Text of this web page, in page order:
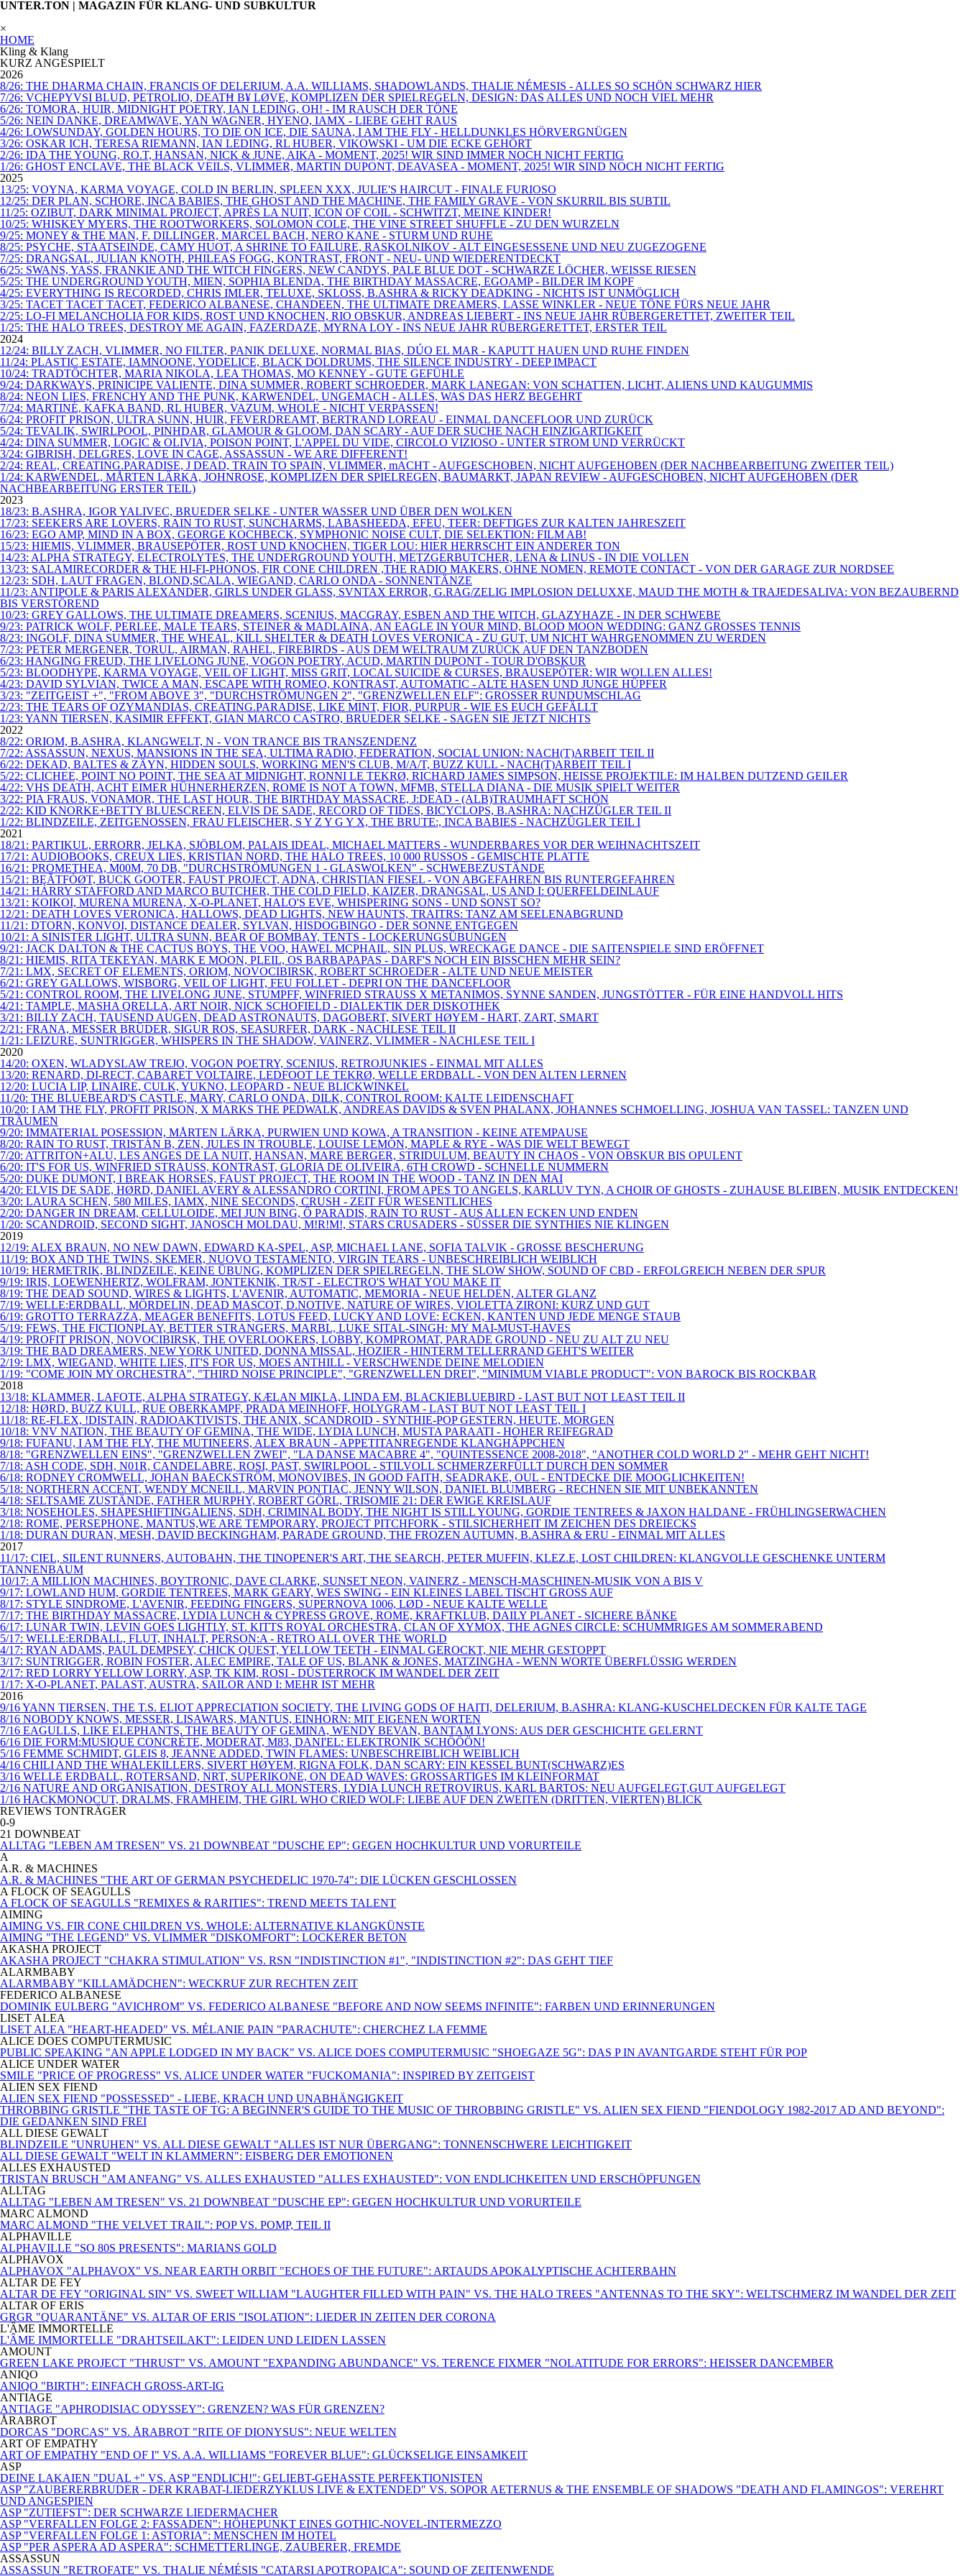
UNTER.TON | MAGAZIN FÜR KLANG- UND SUBKULTUR
×
HOME
Kling & Klang
KURZ ANGESPIELT
2026
8/26: THE DHARMA CHAIN, FRANCIS OF DELERIUM, A.A. WILLIAMS, SHADOWLANDS, THALIE NÉMESIS - ALLES SO SCHÖN SCHWARZ HIER
7/26: VCHEPYVSI BLUD, PETROLIO, DEATĦ B¥ LØVE, KOMPLIZEN DER SPIELREGELN, DESIGN: DAS ALLES UND NOCH VIEL MEHR
6/26: TOMORA, HUIR, MIDNIGHT POETRY, IAN LEDING, OH! - IM RAUSCH DER TÖNE
5/26: NEIN DANKE, DREAMWAVE, YAN WAGNER, HYENO, IAMX - LIEBE GEHT RAUS
4/26: LOWSUNDAY, GOLDEN HOURS, TO DIE ON ICE, DIE SAUNA, I AM THE FLY - HELLDUNKLES HÖRVERGNÜGEN
3/26: OSKAR ICH, TERESA RIEMANN, IAN LEDING, RL HUBER, VIKOWSKI - UM DIE ECKE GEHÖRT
2/26: IDA THE YOUNG, RO.T, HANSAN, NICK & JUNE, AIKA - MOMENT, 2025! WIR SIND IMMER NOCH NICHT FERTIG
1/26: GHOST ENCLAVE, THE BLACK VEILS, VLIMMER, MARTIN DUPONT, DEAVASEA - MOMENT, 2025! WIR SIND NOCH NICHT FERTIG
2025
13/25: VOYNA, KARMA VOYAGE, COLD IN BERLIN, SPLEEN XXX, JULIE'S HAIRCUT - FINALE FURIOSO
12/25: DER PLAN, SCHORE, INCA BABIES, THE GHOST AND THE MACHINE, THE FAMILY GRAVE - VON SKURRIL BIS SUBTIL
11/25: OZIBUT, DARK MINIMAL PROJECT, APRÈS LA NUIT, ICON OF COIL - SCHWITZT, MEINE KINDER!
10/25: WHISKEY MYERS, THE ROOTWORKERS, SOLOMON COLE, THE VINE STREET SHUFFLE - ZU DEN WURZELN
9/25: MONEY & THE MAN, F. DILLINGER, MARCEL BACH, NERO KANE - STURM UND RUHE
8/25: PSYCHE, STAATSEINDE, CAMY HUOT, A SHRINE TO FAILURE, RASKOLNIKOV - ALT EINGESESSENE UND NEU ZUGEZOGENE
7/25: DRANGSAL, JULIAN KNOTH, PHILEAS FOGG, KONTRAST, FRONT - NEU- UND WIEDERENTDECKT
6/25: SWANS, YASS, FRANKIE AND THE WITCH FINGERS, NEW CANDYS, PALE BLUE DOT - SCHWARZE LÖCHER, WEISSE RIESEN
5/25: THE UNDERGROUND YOUTH, MIEN, SOPHIA BLENDA, THE BIRTHDAY MASSACRE, EGOAMP - BILDER IM KOPF
4/25: EVERYTHING IS RECORDED, CHRIS IMLER, TELUXE, SKLOSS, B.ASHRA & RICKY DEADKING - NICHTS IST UNMÖGLICH
3/25: TACET TACET TACET, FEDERICO ALBANESE, CHANDEEN, THE ULTIMATE DREAMERS, LASSE WINKLER - NEUE TÖNE FÜRS NEUE JAHR
2/25: LO-FI MELANCHOLIA FOR KIDS, ROST UND KNOCHEN, RIO OBSKUR, ANDREAS LIEBERT - INS NEUE JAHR RÜBERGERETTET, ZWEITER TEIL
1/25: THE HALO TREES, DESTROY ME AGAIN, FAZERDAZE, MYRNA LOY - INS NEUE JAHR RÜBERGERETTET, ERSTER TEIL
2024
12/24: BILLY ZACH, VLIMMER, NO FILTER, PANIK DELUXE, NORMAL BIAS, DÚO EL MAR - KAPUTT HAUEN UND RUHE FINDEN
11/24: PLASTIC ESTATE, IAMNOONE, YODELICE, BLACK DOLDRUMS, THE SILENCE INDUSTRY - DEEP IMPACT
10/24: TRADTÖCHTER, MARIA NIKOLA, LEA THOMAS, MO KENNEY - GUTE GEFÜHLE
9/24: DARKWAYS, PRINICIPE VALIENTE, DINA SUMMER, ROBERT SCHROEDER, MARK LANEGAN: VON SCHATTEN, LICHT, ALIENS UND KAUGUMMIS
8/24: NEON LIES, FRENCHY AND THE PUNK, KARWENDEL, UNGEMACH - ALLES, WAS DAS HERZ BEGEHRT
7/24: MARTINÉ, KAFKA BAND, RL HUBER, VAZUM, WHOLE - NICHT VERPASSEN!
6/24: PROFIT PRISON, ULTRA SUNN, HUIR, FEVERDREAMT, BERTRAND LOREAU - EINMAL DANCEFLOOR UND ZURÜCK
5/24: TEVALIK, SWIRLPOOL, PINHDAR, GLAMOUR & GLOOM, DAN SCARY - AUF DER SUCHE NACH EINZIGARTIGKEIT
4/24: DINA SUMMER, LOGIC & OLIVIA, POISON POINT, L'APPEL DU VIDE, CIRCOLO VIZIOSO - UNTER STROM UND VERRÜCKT
3/24: GIBRISH, DELGRES, LOVE IN CAGE, ASSASSUN - WE ARE DIFFERENT!
2/24: REAL, CREATING.PARADISE, J DEAD, TRAIN TO SPAIN, VLIMMER, mACHT - AUFGESCHOBEN, NICHT AUFGEHOBEN (DER NACHBEARBEITUNG ZWEITER TEIL)
1/24: KARWENDEL, MÅRTEN LÄRKA, JOHNROSE, KOMPLIZEN DER SPIELREGEN, BAUMARKT, JAPAN REVIEW - AUFGESCHOBEN, NICHT AUFGEHOBEN (DER
NACHBEARBEITUNG ERSTER TEIL)
2023
18/23: B.ASHRA, IGOR YALIVEC, BRUEDER SELKE - UNTER WASSER UND ÜBER DEN WOLKEN
17/23: SEEKERS ARE LOVERS, RAIN TO RUST, SUNCHARMS, LABASHEEDA, EFEU, TEER: DEFTIGES ZUR KALTEN JAHRESZEIT
16/23: EGO AMP, MIND IN A BOX, GEORGE KOCHBECK, SYMPHONIC NOISE CULT, DIE SELEKTION: FILM AB!
15/23: HIEMIS, VLIMMER, BRAUSEPÖTER, ROST UND KNOCHEN, TIGER LOU: HIER HERRSCHT EIN ANDERER TON
14/23: ALPHA STRATEGY, ELECTROLYTES, THE UNDERGROUND YOUTH, METZGERBUTCHER, LENA & LINUS - IN DIE VOLLEN
13/23: SALAMIRECORDER & THE HI-FI-PHONOS, FIR CONE CHILDREN ,THE RADIO MAKERS, OHNE NOMEN, REMOTE CONTACT - VON DER GARAGE ZUR NORDSEE
12/23: SDH, LAUT FRAGEN, BLOND,SCALA, WIEGAND, CARLO ONDA - SONNENTÄNZE
11/23: ANTIPOLE & PARIS ALEXANDER, GIRLS UNDER GLASS, SVNTAX ERROR, G.RAG/ZELIG IMPLOSION DELUXXE, MAUD THE MOTH & TRAJEDESALIVA: VON BEZAUBERND
BIS VERSTÖREND
10/23: GREY GALLOWS, THE ULTIMATE DREAMERS, SCENIUS, MACGRAY, ESBEN AND THE WITCH, GLAZYHAZE - IN DER SCHWEBE
9/23: PATRICK WOLF, PERLEE, MALE TEARS, STEINER & MADLAINA, AN EAGLE IN YOUR MIND, BLOOD MOON WEDDING: GANZ GROSSES TENNIS
8/23: INGOLF, DINA SUMMER, THE WHEAL, KILL SHELTER & DEATH LOVES VERONICA - ZU GUT, UM NICHT WAHRGENOMMEN ZU WERDEN
7/23: PETER MERGENER, TORUL, AIRMAN, RAHEL, FIREBIRDS - AUS DEM WELTRAUM ZURÜCK AUF DEN TANZBODEN
6/23: HANGING FREUD, THE LIVELONG JUNE, VOGON POETRY, ACUD, MARTIN DUPONT - TOUR D'OBSKUR
5/23: BLOODHYPE, KARMA VOYAGE, VEIL OF LIGHT, MISS GRIT, LOCAL SUICIDE & CURSES, BRAUSEPÖTER: WIR WOLLEN ALLES!
4/23: DAVID SYLVIAN, TWICE A MAN, ESCAPE WITH ROMEO, KONTRAST, AUTOMATIC - ALTE HASEN UND JUNGE HÜPFER
3/23: "ZEITGEIST +", "FROM ABOVE 3", "DURCHSTRÖMUNGEN 2", "GRENZWELLEN ELF": GROSSER RUNDUMSCHLAG
2/23: THE TEARS OF OZYMANDIAS, CREATING.PARADISE, LIKE MINT, FIOR, PURPUR - WIE ES EUCH GEFÄLLT
1/23: YANN TIERSEN, KASIMIR EFFEKT, GIAN MARCO CASTRO, BRUEDER SELKE - SAGEN SIE JETZT NICHTS
2022
8/22: ORIOM, B.ASHRA, KLANGWELT, N - VON TRANCE BIS TRANSZENDENZ
7/22: ASSASSUN, NEXUS, MANSIONS IN THE SEA, ULTIMA RADIO, FEDERATION, SOCIAL UNION: NACH(T)ARBEIT TEIL II
6/22: DEKAD, BALTES & ZÄYN, HIDDEN SOULS, WORKING MEN'S CLUB, M/A/T, BUZZ KULL - NACH(T)ARBEIT TEIL I
5/22: CLICHEE, POINT NO POINT, THE SEA AT MIDNIGHT, RONNI LE TEKRØ, RICHARD JAMES SIMPSON, HEISSE PROJEKTILE: IM HALBEN DUTZEND GEILER
4/22: VHS DEATH, ACHT EIMER HÜHNERHERZEN, ROME IS NOT A TOWN, MFMB, STELLA DIANA - DIE MUSIK SPIELT WEITER
3/22: PIA FRAUS, VONAMOR, THE LAST HOUR, THE BIRTHDAY MASSACRE, J:DEAD - (ALB)TRAUMHAFT SCHÖN
2/22: KID KNORKE+BETTY BLUESCREEN, ELVIS DE SADE, RECORD OF TIDES, BICYCLOPS, B.ASHRA: NACHZÜGLER TEIL II
1/22: BLINDZEILE, ZEITGENOSSEN, FRAU FLEISCHER, S Y Z Y G Y X, THE BRUTE:, INCA BABIES - NACHZÜGLER TEIL I
2021
18/21: PARTIKUL, ERRORR, JELKA, SJÖBLOM, PALAIS IDEAL, MICHAEL MATTERS - WUNDERBARES VOR DER WEIHNACHTSZEIT
17/21: AUDIOBOOKS, CREUX LIES, KRISTIAN NORD, THE HALO TREES, 10 000 RUSSOS - GEMISCHTE PLATTE
16/21: PROMETHEA, M00M, 70 DB, "DURCHSTRÖMUNGEN 1 - GLASWOLKEN" - SCHWEBEZUSTÄNDE
15/21: BĘÃTFÓØT, BUCK GOOTER, FAUST PROJECT, ADNA, CHRISTIAN FIESEL - VON ABGEFAHREN BIS RUNTERGEFAHREN
14/21: HARRY STAFFORD AND MARCO BUTCHER, THE COLD FIELD, KAIZER, DRANGSAL, US AND I: QUERFELDEINLAUF
13/21: KOIKOI, MURENA MURENA, X-O-PLANET, HALO'S EVE, WHISPERING SONS - UND SONST SO?
12/21: DEATH LOVES VERONICA, HALLOWS, DEAD LIGHTS, NEW HAUNTS, TRAITRS: TANZ AM SEELENABGRUND
11/21: DTORN, KONVOI, DISTANCE DEALER, SYLVAN, HISDOGBINGO - DER SONNE ENTGEGEN
10/21: A SINISTER LIGHT, ULTRA SUNN, BEAR OF BOMBAY, TENTS - LOCKERUNGSÜBUNGEN
9/21: JACK DALTON & THE CACTUS BOYS, THE VOO, HAWEL MCPHAIL, SIN PLUS, WRECKAGE DANCE - DIE SAITENSPIELE SIND ERÖFFNET
8/21: HIEMIS, RITA TEKEYAN, MARK E MOON, PLEIL, OS BARBAPAPAS - DARF'S NOCH EIN BISSCHEN MEHR SEIN?
7/21: LMX, SECRET OF ELEMENTS, ORIOM, NOVOCIBIRSK, ROBERT SCHROEDER - ALTE UND NEUE MEISTER
6/21: GREY GALLOWS, WISBORG, VEIL OF LIGHT, FEU FOLLET - DEPRI ON THE DANCEFLOOR
5/21: CONTROL ROOM, THE LIVELONG JUNE, STUMPFF, WINFRIED STRAUSS X METANIMOS, SYNNE SANDEN, JUNGSTÖTTER - FÜR EINE HANDVOLL HITS
4/21: TAMPLE, MASHA QRELLA, ART NOIR, NICK SCHOFIELD - DIALEKTIK DER DISKOTHEK
3/21: BILLY ZACH, TAUSEND AUGEN, DEAD ASTRONAUTS, DAGOBERT, SIVERT HØYEM - HART, ZART, SMART
2/21: FRANA, MESSER BRÜDER, SIGUR ROS, SEASURFER, DARK - NACHLESE TEIL II
1/21: LEIZURE, SUNTRIGGER, WHISPERS IN THE SHADOW, VAINERZ, VLIMMER - NACHLESE TEIL I
2020
14/20: OXEN, WLADYSLAW TREJO, VOGON POETRY, SCENIUS, RETROJUNKIES - EINMAL MIT ALLES
13/20: RENARD, DI-RECT, CABARET VOLTAIRE, LEDFOOT LE TEKRØ, WELLE ERDBALL - VON DEN ALTEN LERNEN
12/20: LUCIA LIP, LINAIRE, CULK, YUKNO, LEOPARD - NEUE BLICKWINKEL
11/20: THE BLUEBEARD'S CASTLE, MARY, CARLO ONDA, DILK, CONTROL ROOM: KALTE LEIDENSCHAFT
10/20: I AM THE FLY, PROFIT PRISON, X MARKS THE PEDWALK, ANDREAS DAVIDS & SVEN PHALANX, JOHANNES SCHMOELLING, JOSHUA VAN TASSEL: TANZEN UND
TRÄUMEN
9/20: IMMATERIAL POSESSION, MÅRTEN LÄRKA, PURWIEN UND KOWA, A TRANSITION - KEINE ATEMPAUSE
8/20: RAIN TO RUST, TRISTÁN B, ZEN, JULES IN TROUBLE, LOUISE LEMÓN, MAPLE & RYE - WAS DIE WELT BEWEGT
7/20: ATTRITON+ALU, LES ANGES DE LA NUIT, HANSAN, MARE BERGER, STRIDULUM, BEAUTY IN CHAOS - VON OBSKUR BIS OPULENT
6/20: IT'S FOR US, WINFRIED STRAUSS, KONTRAST, GLORIA DE OLIVEIRA, 6TH CROWD - SCHNELLE NUMMERN
5/20: DUKE DUMONT, I BREAK HORSES, FAUST PROJECT, THE ROOM IN THE WOOD - TANZ IN DEN MAI
4/20: ELVIS DE SADE, HØRD, DANIEL AVERY & ALESSANDRO CORTINI, FROM APES TO ANGELS, KARLUV TYN, A CHOIR OF GHOSTS - ZUHAUSE BLEIBEN, MUSIK ENTDECKEN!
3/20: LAURA SCHEN, 580 MILES, IAMX, NINE SECONDS, CRUSH - ZEIT FÜR WESENTLICHES
2/20: DANGER IN DREAM, CELLULOIDE, MEI JUN BING, Ô PARADIS, RAIN TO RUST - AUS ALLEN ECKEN UND ENDEN
1/20: SCANDROID, SECOND SIGHT, JANOSCH MOLDAU, M!R!M!, STARS CRUSADERS - SÜSSER DIE SYNTHIES NIE KLINGEN
2019
12/19: ALEX BRAUN, NO NEW DAWN, EDWARD KA-SPEL, ASP, MICHAEL LANE, SOFIA TALVIK - GROSSE BESCHERUNG
11/19: BOX AND THE TWINS, SKEMER, NUOVO TESTAMENTO, VIRGIN TEARS - UNBESCHREIBLICH WEIBLICH
10/19: HERMETRIK, BLINDZEILE, KEINE ÜBUNG, KOMPLIZEN DER SPIELREGELN, THE SLOW SHOW, SOUND OF CBD - ERFOLGREICH NEBEN DER SPUR
9/19: IRIS, LOEWENHERTZ, WOLFRAM, JONTEKNIK, TR/ST - ELECTRO'S WHAT YOU MAKE IT
8/19: THE DEAD SOUND, WIRES & LIGHTS, L'AVENIR, AUTOMATIC, MEMORIA - NEUE HELDEN, ALTER GLANZ
7/19: WELLE:ERDBALL, MÖRDELIN, DEAD MASCOT, D.NOTIVE, NATURE OF WIRES, VIOLETTA ZIRONI: KURZ UND GUT
6/19: GROTTO TERRAZZA, MEAGER BENEFITS, LOTUS FEED, LUCKY AND LOVE: ECKEN, KANTEN UND JEDE MENGE STAUB
5/19: FEWS, THE FICTIONPLAY, BETTER STRANGERS, MARBL, LUKE SITAL-SINGH: MY MAI-MUST-HAVES
4/19: PROFIT PRISON, NOVOCIBIRSK, THE OVERLOOKERS, LOBBY, KOMPROMAT, PARADE GROUND - NEU ZU ALT ZU NEU
3/19: THE BAD DREAMERS, NEW YORK UNITED, DONNA MISSAL, HOZIER - HINTERM TELLERRAND GEHT'S WEITER
2/19: LMX, WIEGAND, WHITE LIES, IT'S FOR US, MOES ANTHILL - VERSCHWENDE DEINE MELODIEN
1/19: "COME JOIN MY ORCHESTRA", "THIRD NOISE PRINCIPLE", "GRENZWELLEN DREI", "MINIMUM VIABLE PRODUCT": VON BAROCK BIS ROCKBAR
2018
13/18: KLAMMER, LAFOTE, ALPHA STRATEGY, KÆLAN MIKLA, LINDA EM, BLACKIEBLUEBIRD - LAST BUT NOT LEAST TEIL II
12/18: HØRD, BUZZ KULL, RUE OBERKAMPF, PRADA MEINHOFF, HOLYGRAM - LAST BUT NOT LEAST TEIL I
11/18: RE-FLEX, !DISTAIN, RADIOAKTIVISTS, THE ANIX, SCANDROID - SYNTHIE-POP GESTERN, HEUTE, MORGEN
10/18: VNV NATION, THE BEAUTY OF GEMINA, THE WIDE, LYDIA LUNCH, MUSTA PARAATI - HOHER REIFEGRAD
9/18: FUFANU, I AM THE FLY, THE MUTINEERS, ALEX BRAUN - APPETITANREGENDE KLANGHÄPPCHEN
8/18: "GRENZWELLEN EINS", "GRENZWELLEN ZWEI", "LA DANSE MACABRE 4", "QUINTESSENCE 2008-2018", "ANOTHER COLD WORLD 2" - MEHR GEHT NICHT!
7/18: ASH CODE, SDH, N01R, CANDELABRE, ROSI, PAST, SWIRLPOOL - STILVOLL SCHMERZERFÜLLT DURCH DEN SOMMER
6/18: RODNEY CROMWELL, JOHAN BAECKSTRÖM, MONOVIBES, IN GOOD FAITH, SEADRAKE, OUL - ENTDECKE DIE MOOGLICHKEITEN!
5/18: NORTHERN ACCENT, WENDY MCNEILL, MARVIN PONTIAC, JENNY WILSON, DANIEL BLUMBERG - RECHNEN SIE MIT UNBEKANNTEN
4/18: SELTSAME ZUSTÄNDE, FATHER MURPHY, ROBERT GÖRL, TRISOMIE 21: DER EWIGE KREISLAUF
3/18: NOSEHOLES, SHAPESHIFTINGALIENS, SDH, CRIMINAL BODY, THE NIGHT IS STILL YOUNG, GORDIE TENTREES & JAXON HALDANE - FRÜHLINGSERWACHEN
2/18: ROME, PERSEPHONE, MANTUS,WE ARE TEMPORARY, PROJECT PITCHFORK - STILSICHERHEIT IM ZEICHEN DES DREIECKS
1/18: DURAN DURAN, MESH, DAVID BECKINGHAM, PARADE GROUND, THE FROZEN AUTUMN, B.ASHRA & ERU - EINMAL MIT ALLES
2017
11/17: CIEL, SILENT RUNNERS, AUTOBAHN, THE TINOPENER'S ART, THE SEARCH, PETER MUFFIN, KLEZ.E, LOST CHILDREN: KLANGVOLLE GESCHENKE UNTERM
TANNENBAUM
10/17: A MILLION MACHINES, BOYTRONIC, DAVE CLARKE, SUNSET NEON, VAINERZ - MENSCH-MASCHINEN-MUSIK VON A BIS V
9/17: LOWLAND HUM, GORDIE TENTREES, MARK GEARY, WES SWING - EIN KLEINES LABEL TISCHT GROSS AUF
8/17: STYLE SINDROME, L'AVENIR, FEEDING FINGERS, SUPERNOVA 1006, LØD - NEUE KALTE WELLE
7/17: THE BIRTHDAY MASSACRE, LYDIA LUNCH & CYPRESS GROVE, ROME, KRAFTKLUB, DAILY PLANET - SICHERE BÄNKE
6/17: LUNAR TWIN, LEVIN GOES LIGHTLY, ST. KITTS ROYAL ORCHESTRA, CLAN OF XYMOX, THE AGNES CIRCLE: SCHUMMRIGES AM SOMMERABEND
5/17: WELLE:ERDBALL, FLUT, INHALT, PERSON:A - RETRO ALL OVER THE WORLD
4/17: RYAN ADAMS, PAUL DEMPSEY, CHICK QUEST, YELLOW TEETH - EINMAL GEROCKT, NIE MEHR GESTOPPT
3/17: SUNTRIGGER, ROBIN FOSTER, ALEC EMPIRE, TALE OF US, BLANK & JONES, MATZINGHA - WENN WORTE ÜBERFLÜSSIG WERDEN
2/17: RED LORRY YELLOW LORRY, ASP, TK KIM, ROSI - DÜSTERROCK IM WANDEL DER ZEIT
1/17: X-O-PLANET, PALAST, AUSTRA, SAILOR AND I: MEHR IST MEHR
2016
9/16 YANN TIERSEN, THE T.S. ELIOT APPRECIATION SOCIETY, THE LIVING GODS OF HAITI, DELERIUM, B.ASHRA: KLANG-KUSCHELDECKEN FÜR KALTE TAGE
8/16 NOBODY KNOWS, MESSER, LISAWARS, MANTUS, EINHORN: MIT EIGENEN WORTEN
7/16 EAGULLS, LIKE ELEPHANTS, THE BEAUTY OF GEMINA, WENDY BEVAN, BANTAM LYONS: AUS DER GESCHICHTE GELERNT
6/16 DIE FORM:MUSIQUE CONCRÈTE, MODERAT, M83, DANI'EL: ELEKTRONIK SCHÖÖÖN!
5/16 FEMME SCHMIDT, GLEIS 8, JEANNE ADDED, TWIN FLAMES: UNBESCHREIBLICH WEIBLICH
4/16 CHILI AND THE WHALEKILLERS, SIVERT HØYEM, RIGNA FOLK, DAN SCARY: EIN KESSEL BUNT(SCHWARZ)ES
3/16 WELLE ERDBALL, ROTERSAND, NRT, SUPERIKONE, ON DEAD WAVES: GROSSARTIGES IM KLEINFORMAT
2/16 NATURE AND ORGANISATION, DESTROY ALL MONSTERS, LYDIA LUNCH RETROVIRUS, KARL BARTOS: NEU AUFGELEGT,GUT AUFGELEGT
1/16 HACKMONOCUT, DRALMS, FRAMHEIM, THE GIRL WHO CRIED WOLF: LIEBE AUF DEN ZWEITEN (DRITTEN, VIERTEN) BLICK
REVIEWS TONTRÄGER
0-9
21 DOWNBEAT
ALLTAG "LEBEN AM TRESEN" VS. 21 DOWNBEAT "DUSCHE EP": GEGEN HOCHKULTUR UND VORURTEILE
A
A.R. & MACHINES
A.R. & MACHINES "THE ART OF GERMAN PSYCHEDELIC 1970-74": DIE LÜCKEN GESCHLOSSEN
A FLOCK OF SEAGULLS
A FLOCK OF SEAGULLS "REMIXES & RARITIES": TREND MEETS TALENT
AIMING
AIMING VS. FIR CONE CHILDREN VS. WHOLE: ALTERNATIVE KLANGKÜNSTE
AIMING "THE LEGEND" VS. VLIMMER "DISKOMFORT": LOCKERER BETON
AKASHA PROJECT
AKASHA PROJECT "CHAKRA STIMULATION" VS. RSN "INDISTINCTION #1", "INDISTINCTION #2": DAS GEHT TIEF
ALARMBABY
ALARMBABY "KILLAMÄDCHEN": WECKRUF ZUR RECHTEN ZEIT
FEDERICO ALBANESE
DOMINIK EULBERG "AVICHROM" VS. FEDERICO ALBANESE "BEFORE AND NOW SEEMS INFINITE": FARBEN UND ERINNERUNGEN
LISET ALEA
LISET ALEA "HEART-HEADED" VS. MÉLANIE PAIN "PARACHUTE": CHERCHEZ LA FEMME
ALICE DOES COMPUTERMUSIC
PUBLIC SPEAKING "AN APPLE LODGED IN MY BACK" VS. ALICE DOES COMPUTERMUSIC "SHOEGAZE 5G": DAS P IN AVANTGARDE STEHT FÜR POP
ALICE UNDER WATER
SMILE "PRICE OF PROGRESS" VS. ALICE UNDER WATER "FUCKOMANIA": INSPIRED BY ZEITGEIST
ALIEN SEX FIEND
ALIEN SEX FIEND "POSSESSED" - LIEBE, KRACH UND UNABHÄNGIGKEIT
THROBBING GRISTLE "THE TASTE OF TG: A BEGINNER'S GUIDE TO THE MUSIC OF THROBBING GRISTLE" VS. ALIEN SEX FIEND "FIENDOLOGY 1982-2017 AD AND BEYOND":
DIE GEDANKEN SIND FREI
ALL DIESE GEWALT
BLINDZEILE "UNRUHEN" VS. ALL DIESE GEWALT "ALLES IST NUR ÜBERGANG": TONNENSCHWERE LEICHTIGKEIT
ALL DIESE GEWALT "WELT IN KLAMMERN": EISBERG DER EMOTIONEN
ALLES EXHAUSTED
TRISTAN BRUSCH "AM ANFANG" VS. ALLES EXHAUSTED "ALLES EXHAUSTED": VON ENDLICHKEITEN UND ERSCHÖPFUNGEN
ALLTAG
ALLTAG "LEBEN AM TRESEN" VS. 21 DOWNBEAT "DUSCHE EP": GEGEN HOCHKULTUR UND VORURTEILE
MARC ALMOND
MARC ALMOND "THE VELVET TRAIL": POP VS. POMP, TEIL II
ALPHAVILLE
ALPHAVILLE "SO 80S PRESENTS": MARIANS GOLD
ALPHAVOX
ALPHAVOX "ALPHAVOX" VS. NEAR EARTH ORBIT "ECHOES OF THE FUTURE": ARTAUDS APOKALYPTISCHE ACHTERBAHN
ALTAR DE FEY
ALTAR DE FEY "ORIGINAL SIN" VS. SWEET WILLIAM "LAUGHTER FILLED WITH PAIN" VS. THE HALO TREES "ANTENNAS TO THE SKY": WELTSCHMERZ IM WANDEL DER ZEIT
ALTAR OF ERIS
GRGR "QUARANTÄNE" VS. ALTAR OF ERIS "ISOLATION": LIEDER IN ZEITEN DER CORONA
L'ÂME IMMORTELLE
L'ÂME IMMORTELLE "DRAHTSEILAKT": LEIDEN UND LEIDEN LASSEN
AMOUNT
GREEN LAKE PROJECT "THRUST" VS. AMOUNT "EXPANDING ABUNDANCE" VS. TERENCE FIXMER "NOLATITUDE FOR ERRORS": HEISSER DANCEMBER
ANIQO
ANIQO "BIRTH": EINFACH GROSS-ART-IG
ANTIAGE
ANTIAGE "APHRODISIAC ODYSSEY": GRENZEN? WAS FÜR GRENZEN?
ÅRABROT
DORCAS "DORCAS" VS. ÅRABROT "RITE OF DIONYSUS": NEUE WELTEN
ART OF EMPATHY
ART OF EMPATHY "END OF I" VS. A.A. WILLIAMS "FOREVER BLUE": GLÜCKSELIGE EINSAMKEIT
ASP
DEINE LAKAIEN "DUAL +" VS. ASP "ENDLICH!": GELIEBT-GEHASSTE PERFEKTIONISTEN
ASP "ZAUBERERBRUDER - DER KRABAT-LIEDERZYKLUS LIVE & EXTENDED" VS. SOPOR AETERNUS & THE ENSEMBLE OF SHADOWS "DEATH AND FLAMINGOS": VEREHRT
UND ANGESPIEN
ASP "ZUTIEFST": DER SCHWARZE LIEDERMACHER
ASP "VERFALLEN FOLGE 2: FASSADEN": HÖHEPUNKT EINES GOTHIC-NOVEL-INTERMEZZO
ASP "VERFALLEN FOLGE 1: ASTORIA": MENSCHEN IM HOTEL
ASP "PER ASPERA AD ASPERA": SCHMETTERLINGE, ZAUBERER, FREMDE
ASSASSUN
ASSASSUN "RETROFATE" VS. THALIE NÉMÉSIS "CATARSI APOTROPAICA": SOUND OF ZEITENWENDE